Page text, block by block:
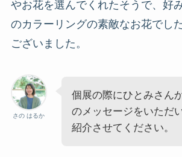
やお花を選んでくれたそうで、好
のカラーリングの素敵なお花でし
ございました。
さの はるか
個展の際にひとみさん
のメッセージをいただ
紹介させてください。